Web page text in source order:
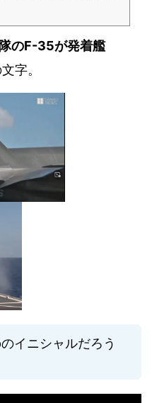
のF-35が発着艦
字。
イニシャルだろう